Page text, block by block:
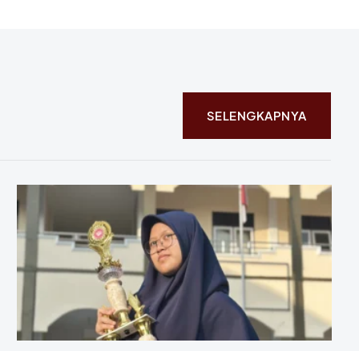
SELENGKAPNYA